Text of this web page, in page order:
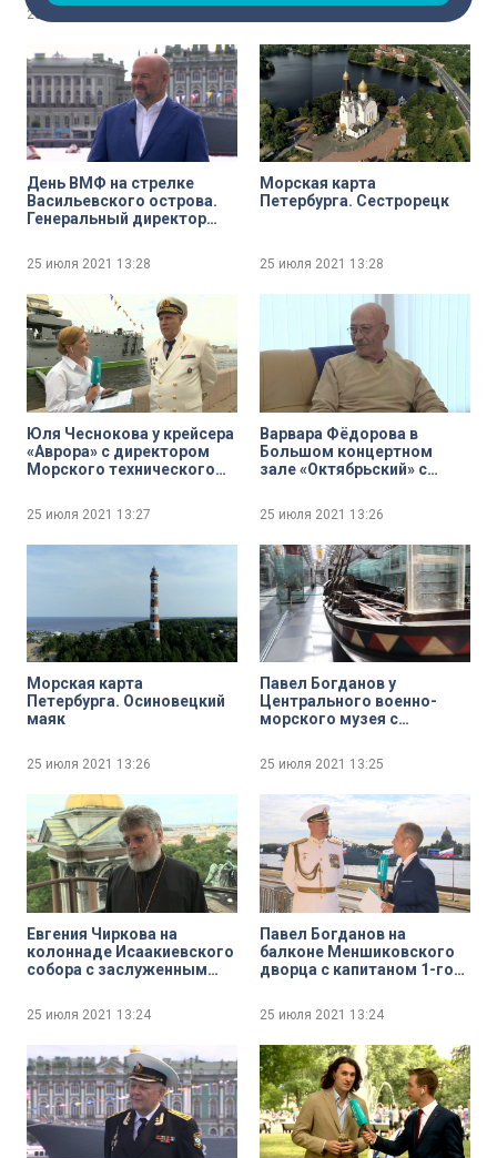
25 июля 2021
Сергеем Макаровым
День ВМФ на стрелке
Васильевского острова.
Генеральный директор
завода «Северная верфь»
Игорь Орлов
25 июля 2021 13:28
Морская карта
Петербурга. Сестрорецк
25 июля 2021 13:28
Юля Чеснокова у крейсера
«Аврора» с директором
Морского технического
Виктором Никитиным
25 июля 2021 13:27
Варвара Фёдорова в
Большом концертном
зале «Октябрьский» с
Розенбаумом
25 июля 2021 13:26
Морская карта
Петербурга. Осиновецкий
маяк
25 июля 2021 13:26
Павел Богданов у
Центрального военно-
морского музея с
и выставочной работе
морского музея Сергеем
Курносовым
25 июля 2021 13:25
Евгения Чиркова на
колоннаде Исаакиевского
собора с заслуженным
профессором
Григорьевым
25 июля 2021 13:24
Павел Богданов на
балконе Меншиковского
дворца с капитаном 1-го
25 июля 2021 13:24